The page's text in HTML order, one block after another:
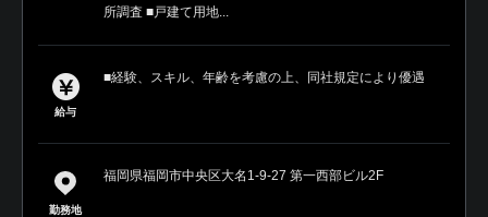
所調査 ■戸建て用地...
給与
■経験、スキル、年齢を考慮の上、同社規定により優遇
勤務地
福岡県福岡市中央区大名1-9-27 第一西部ビル2F